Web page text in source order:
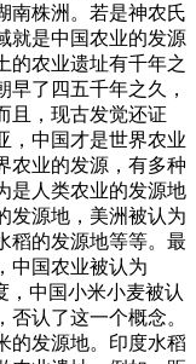
南株洲。若是神农氏
就是中国农业的发源
的农业遗址有千年之
了四五千年之久，
且，现古发觉还证
，中国才是世界农业
农业的发源，有多种
是人类农业的发源地
发源地，美洲被认为
稻的发源地等等。最
中国农业被认为
，中国小米小麦被认
认了这一个概念。
的发源地。印度水稻